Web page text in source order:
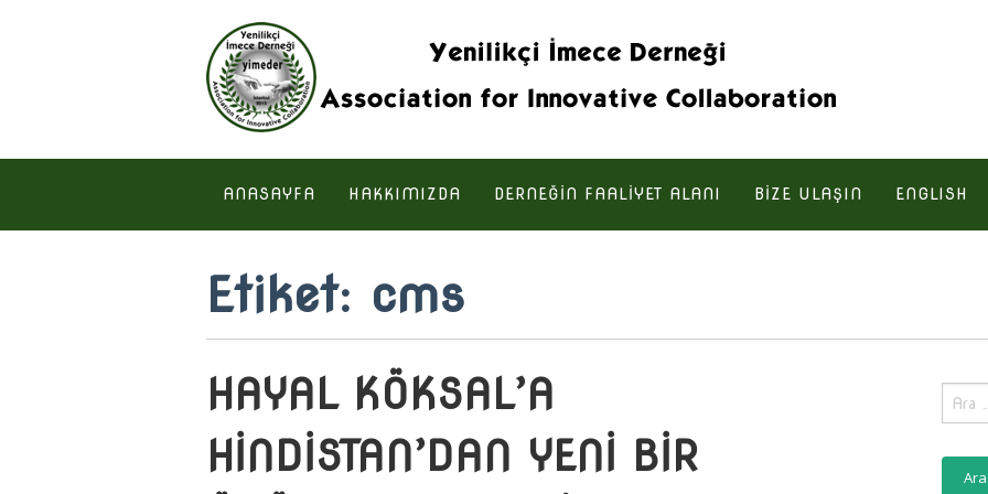
ANASAYFA HAKKIMIZDA DERNEĞIN FAALIYET ALANI BIZE ULAŞIN ENGLISH
Etiket: cms
HAYAL KÖKSAL’A
HİNDİSTAN’DAN YENİ BİR